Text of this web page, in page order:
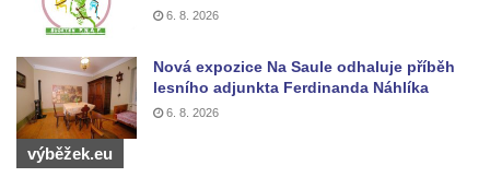
Pomník Přemysla Otakara II. v parku Na
Socha Mateřství v parku Na Sadech v
Českých Budějovicích
Památník Otokara Mokrého v parku Na
Sadech v Českých Budějovicích
6. 8. 2026
Nová expozice Na Saule odhaluje příběh
lesního adjunkta Ferdinanda Náhlíka
6. 8. 2026
výběžek.eu